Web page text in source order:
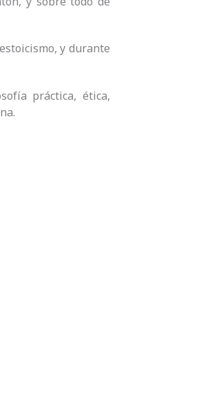
y durante
práctica, ética,